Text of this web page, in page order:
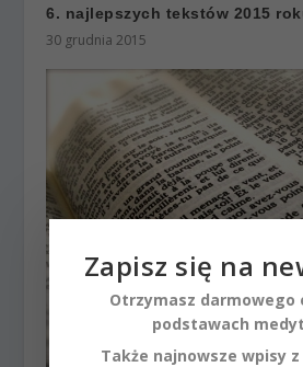
6. najlepszych tekstów 2015
30 grudnia 2015
Zapisz się na
Otrzymasz darmowego
podstawach
Także najnowsze wpisy